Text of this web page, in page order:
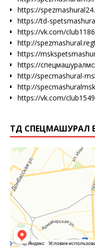
https://
https://td-
https://vk.com/
http://
https://
https://
http://specmashural-
http://
https://vk.com/
ТД СПЕЦМАШУРАЛ